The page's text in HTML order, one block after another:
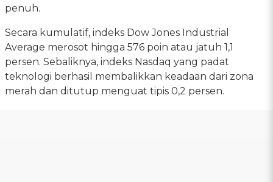
penuh.
Secara kumulatif, indeks Dow Jones Industrial
Average merosot hingga 576 poin atau jatuh 1,1
persen. Sebaliknya, indeks Nasdaq yang padat
teknologi berhasil membalikkan keadaan dari zona
merah dan ditutup menguat tipis 0,2 persen.